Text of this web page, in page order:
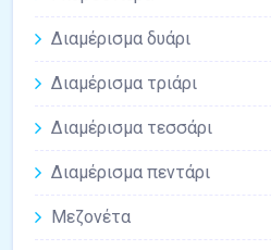
Διαμέρισμα δυάρι
Διαμέρισμα τριάρι
Διαμέρισμα τεσσάρι
Διαμέρισμα πεντάρι
Μεζονέτα